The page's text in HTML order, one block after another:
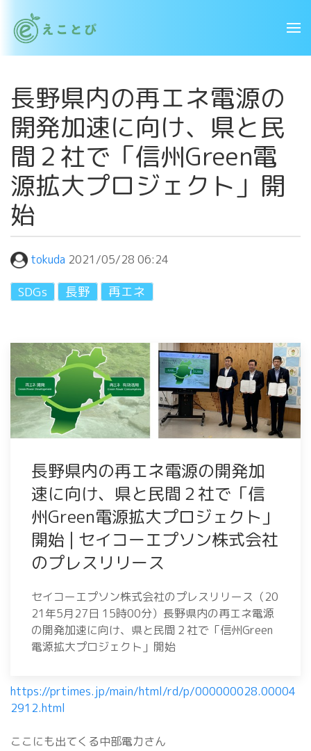
長野県内の再エネ電源の
開発加速に向け、県と民
間２社で「信州Green電
源拡大プロジェクト」開
始
tokuda 2021/05/28 06:24
SDGs 長野 再エネ
長野県内の再エネ電源の開発加
速に向け、県と民間２社で「信
州Green電源拡大プロジェクト」
開始 | セイコーエプソン株式会社
のプレスリリース
セイコーエプソン株式会社のプレスリリース（20
21年5月27日 15時00分）長野県内の再エネ電源
の開発加速に向け、県と民間２社で「信州Green
電源拡大プロジェクト」開始
https://prtimes.jp/main/html/rd/p/000000028.00004
2912.html
ここにも出てくる中部電力さん